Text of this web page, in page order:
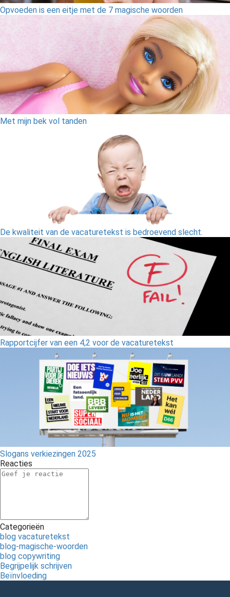
Opvoeden is een eitje met de 7 magische woorden
Met mijn bek vol tanden
De kwaliteit van de vacaturetekst is bedroevend slecht.
Rapportcijfer van een 4,2 voor de vacaturetekst
Slogans verkiezingen 2025
Reacties
Categorieën
blog vacaturetekst
blog-magische-woorden
blog copywriting
Begrijpelijk schrijven
Beïnvloeding